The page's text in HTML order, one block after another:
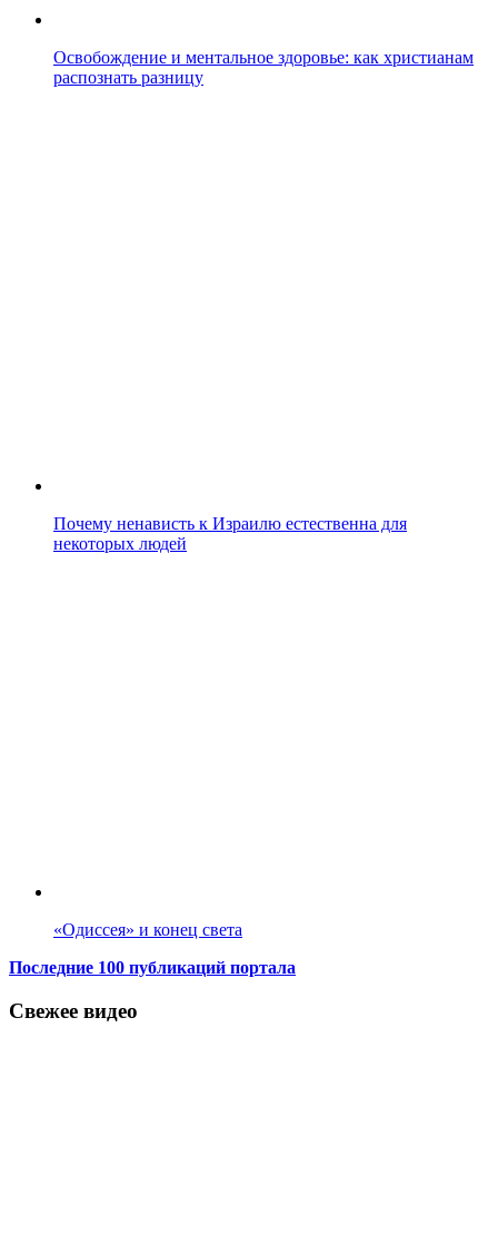
Освобождение и ментальное здоровье: как христианам
распознать разницу
Почему ненависть к Израилю естественна для
некоторых людей
«Одиссея» и конец света
Последние 100 публикаций портала
Свежее видео